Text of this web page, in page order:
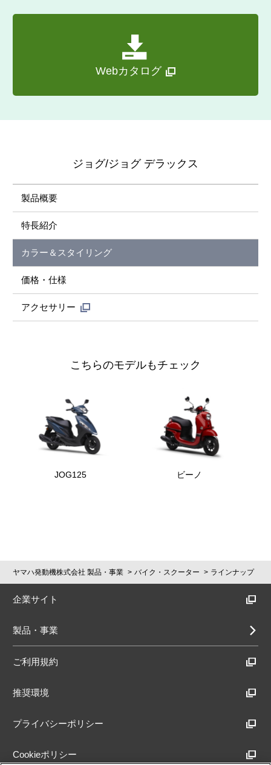
Webカタログ
ジョグ/ジョグ デラックス
製品概要
特長紹介
カラー＆スタイリング
価格・仕様
アクセサリー
こちらのモデルもチェック
JOG125 ビーノ
ヤマハ発動機株式会社 製品・事業 バイク・スクーター ラインナップ
企業サイト
製品・事業
ご利用規約
推奨環境
プライバシーポリシー
Cookieポリシー